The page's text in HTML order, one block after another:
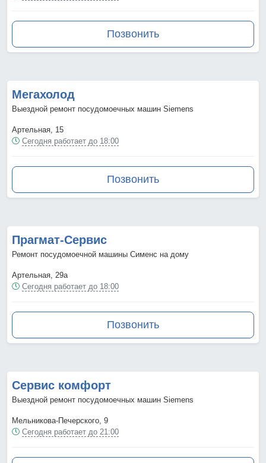
Позвонить
Мегахолод
Выездной ремонт посудомоечных машин Siemens
Артельная, 15
Сегодня работает до 18:00
Позвонить
Прагмат-Сервис
Ремонт посудомоечной машины Сименс на дому
Артельная, 29а
Сегодня работает до 18:00
Позвонить
Сервис комфорт
Выездной ремонт посудомоечных машин Siemens
Мельникова-Печерского, 9
Сегодня работает до 21:00